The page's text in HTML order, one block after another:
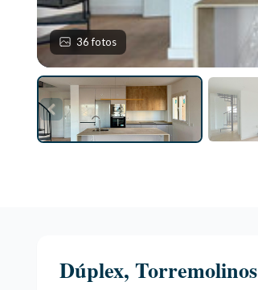
36 fotos
Dúplex, Torremolinos